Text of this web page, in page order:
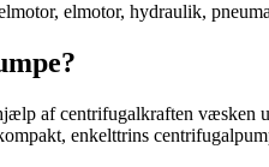
elmotor, hydraulik,
af centrifugalkraften væsken
enkelttrins